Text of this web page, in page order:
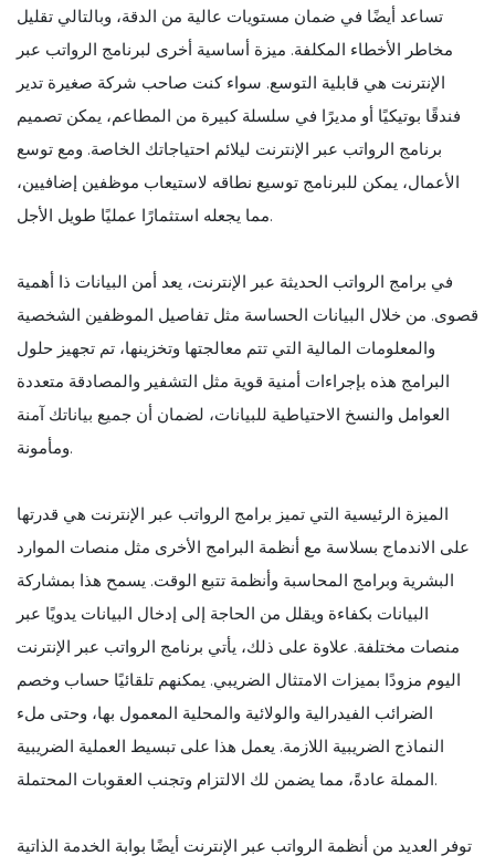
تساعد أيضًا في ضمان مستويات عالية من الدقة، وبالتالي تقليل
مخاطر الأخطاء المكلفة. ميزة أساسية أخرى لبرنامج الرواتب عبر
الإنترنت هي قابلية التوسع. سواء كنت صاحب شركة صغيرة تدير
فندقًا بوتيكيًا أو مديرًا في سلسلة كبيرة من المطاعم، يمكن تصميم
برنامج الرواتب عبر الإنترنت ليلائم احتياجاتك الخاصة. ومع توسع
الأعمال، يمكن للبرنامج توسيع نطاقه لاستيعاب موظفين إضافيين،
مما يجعله استثمارًا عمليًا طويل الأجل.
في برامج الرواتب الحديثة عبر الإنترنت، يعد أمن البيانات ذا أهمية
قصوى. من خلال البيانات الحساسة مثل تفاصيل الموظفين الشخصية
والمعلومات المالية التي تتم معالجتها وتخزينها، تم تجهيز حلول
البرامج هذه بإجراءات أمنية قوية مثل التشفير والمصادقة متعددة
العوامل والنسخ الاحتياطية للبيانات، لضمان أن جميع بياناتك آمنة
ومأمونة.
الميزة الرئيسية التي تميز برامج الرواتب عبر الإنترنت هي قدرتها
على الاندماج بسلاسة مع أنظمة البرامج الأخرى مثل منصات الموارد
البشرية وبرامج المحاسبة وأنظمة تتبع الوقت. يسمح هذا بمشاركة
البيانات بكفاءة ويقلل من الحاجة إلى إدخال البيانات يدويًا عبر
منصات مختلفة. علاوة على ذلك، يأتي برنامج الرواتب عبر الإنترنت
اليوم مزودًا بميزات الامتثال الضريبي. يمكنهم تلقائيًا حساب وخصم
الضرائب الفيدرالية والولائية والمحلية المعمول بها، وحتى ملء
النماذج الضريبية اللازمة. يعمل هذا على تبسيط العملية الضريبية
المملة عادةً، مما يضمن لك الالتزام وتجنب العقوبات المحتملة.
توفر العديد من أنظمة الرواتب عبر الإنترنت أيضًا بوابة الخدمة الذاتية